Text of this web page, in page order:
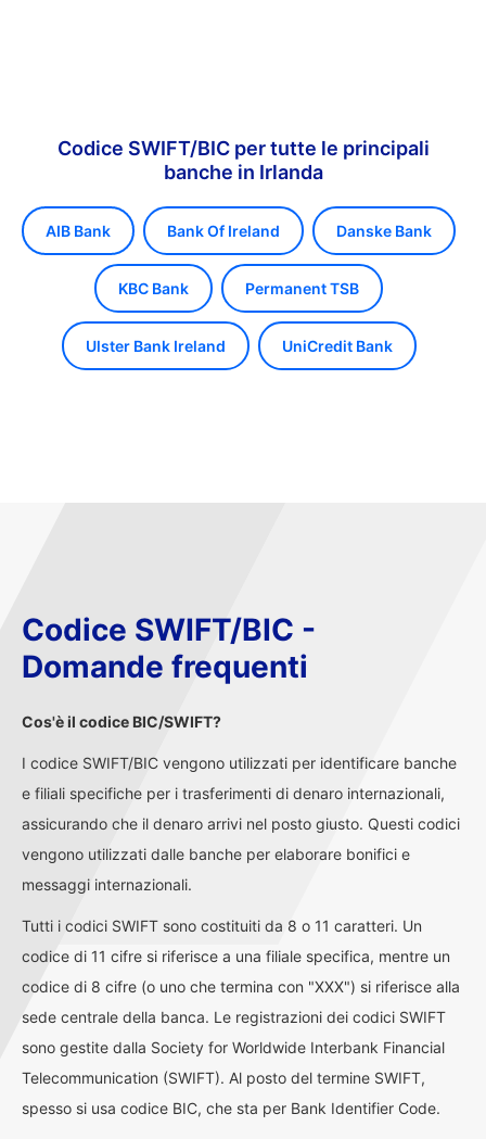
Codice SWIFT/BIC per tutte le principali
banche in Irlanda
AIB Bank Bank Of Ireland Danske Bank
KBC Bank Permanent TSB
Ulster Bank Ireland UniCredit Bank
Codice SWIFT/BIC -
Domande frequenti
Cos'è il codice BIC/SWIFT?
I codice SWIFT/BIC vengono utilizzati per identificare banche
e filiali specifiche per i trasferimenti di denaro internazionali,
assicurando che il denaro arrivi nel posto giusto. Questi codici
vengono utilizzati dalle banche per elaborare bonifici e
messaggi internazionali.
Tutti i codici SWIFT sono costituiti da 8 o 11 caratteri. Un
codice di 11 cifre si riferisce a una filiale specifica, mentre un
codice di 8 cifre (o uno che termina con "XXX") si riferisce alla
sede centrale della banca. Le registrazioni dei codici SWIFT
sono gestite dalla Society for Worldwide Interbank Financial
Telecommunication (SWIFT). Al posto del termine SWIFT,
spesso si usa codice BIC, che sta per Bank Identifier Code.